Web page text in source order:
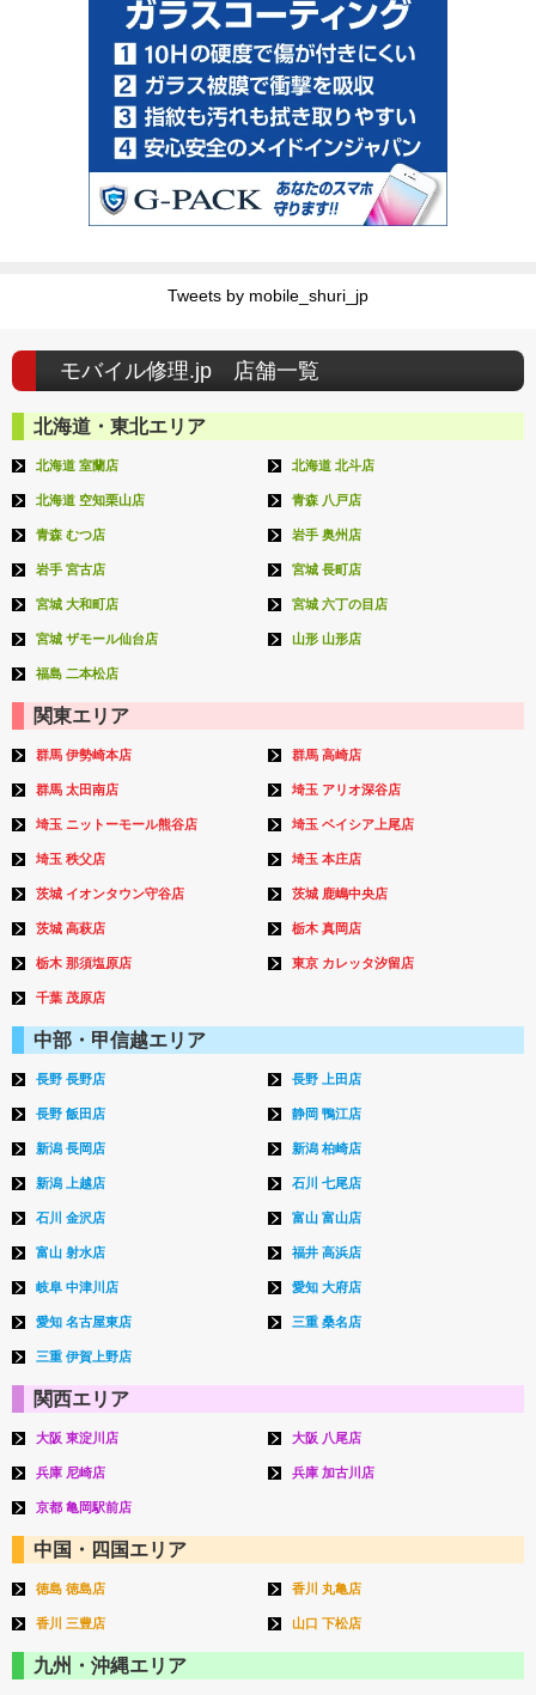
Tweets by mobile_shuri_jp
モバイル修理.jp 店舗一覧
北海道・東北エリア
北海道 室蘭店 北海道 北斗店
北海道 空知栗山店 青森 八戸店
青森 むつ店 岩手 奥州店
岩手 宮古店 宮城 長町店
宮城 大和町店 宮城 六丁の目店
宮城 ザモール仙台店 山形 山形店
福島 二本松店
関東エリア
群馬 伊勢崎本店 群馬 高崎店
群馬 太田南店 埼玉 アリオ深谷店
埼玉 ニットーモール熊谷店 埼玉 ベイシア上尾店
埼玉 秩父店 埼玉 本庄店
茨城 イオンタウン守谷店 茨城 鹿嶋中央店
茨城 高萩店 栃木 真岡店
栃木 那須塩原店 東京 カレッタ汐留店
千葉 茂原店
中部・甲信越エリア
長野 長野店 長野 上田店
長野 飯田店 静岡 鴨江店
新潟 長岡店 新潟 柏崎店
新潟 上越店 石川 七尾店
石川 金沢店 富山 富山店
富山 射水店 福井 高浜店
岐阜 中津川店 愛知 大府店
愛知 名古屋東店 三重 桑名店
三重 伊賀上野店
関西エリア
大阪 東淀川店 大阪 八尾店
兵庫 尼崎店 兵庫 加古川店
京都 亀岡駅前店
中国・四国エリア
徳島 徳島店 香川 丸亀店
香川 三豊店 山口 下松店
九州・沖縄エリア